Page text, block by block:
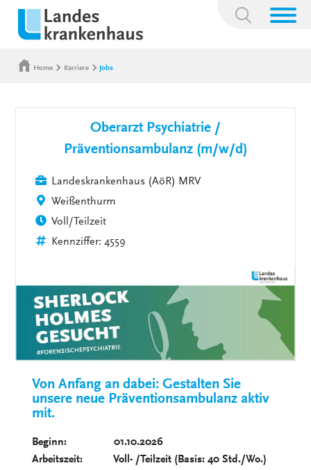
Suchbegriff:
Home Karriere Jobs
Oberarzt Psychiatrie /
Präventionsambulanz (m/w/d)
Landeskrankenhaus (AöR) MRV
Weißenthurm
Voll/Teilzeit
Kennziffer: 4559
Von Anfang an dabei: Gestalten Sie
unsere neue Präventionsambulanz aktiv
mit.
Beginn: 01.10.2026
Arbeitszeit: Voll- /Teilzeit (Basis: 40 Std./Wo.)